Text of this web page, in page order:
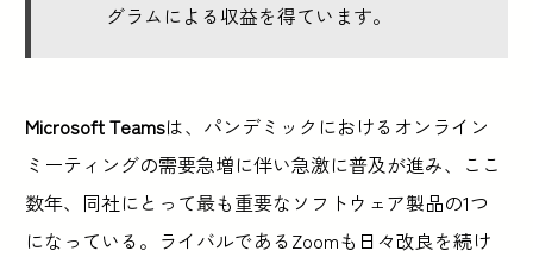
グラムによる収益を得ています。
Microsoft Teamsは、パンデミックにおけるオンライン
ミーティングの需要急増に伴い急激に普及が進み、ここ
数年、同社にとって最も重要なソフトウェア製品の1つ
になっている。ライバルであるZoomも日々改良を続け